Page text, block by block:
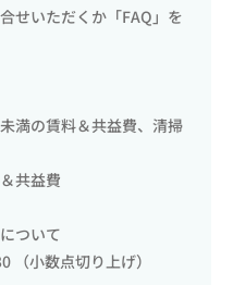
せいただくか「FAQ」を
満の賃料＆共益費、清掃
共益費
ついて
小数点切り上げ）